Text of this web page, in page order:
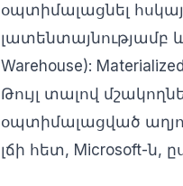
օպտիմալացնել
լատենտայնությամբ
Warehouse):
Թույլ տալով
օպտիմալացված
լճի հետ, Microsoft-ն,